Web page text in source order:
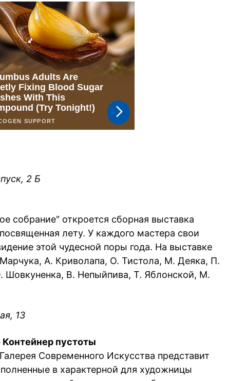
2 Б
собрание" откроется сборная выставка
лету. У каждого мастера свои
этой чудесной поры года. На выставке
А. Криволапа, О. Тистола, М. Деяка, П.
Шовкуненка, В. Непыйпива, Т. Яблонской, М.
13
пустоты
Современного Искусства представит
в характерной для художницы